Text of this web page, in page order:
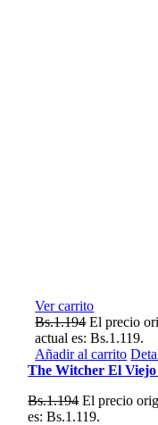
Ver carrito
Bs.1.194 El precio
actual es: Bs.1.119.
Añadir al carrito
The Witcher El
Bs.1.194 El precio
es: Bs.1.119.